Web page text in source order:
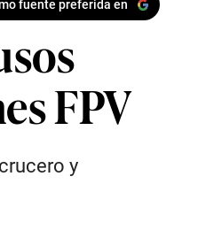
fuente preferida en
FPV
y